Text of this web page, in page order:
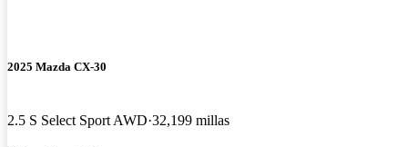
2025 Mazda CX-30
2.5 S Select Sport AWD 32,199 millas